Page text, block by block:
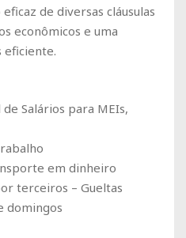
de diversas cláusulas
econômicos e uma
eficiente.
de Salários para MEIs,
em dinheiro
terceiros – Gueltas
domingos